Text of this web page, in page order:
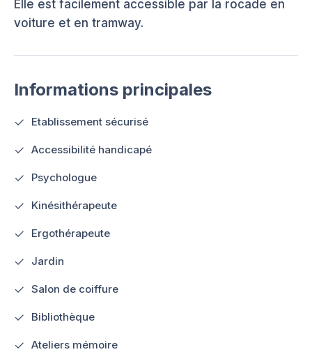
Elle est facilement accessible par la rocade en
voiture et en tramway.
Informations principales
Etablissement sécurisé
Accessibilité handicapé
Psychologue
Kinésithérapeute
Ergothérapeute
Jardin
Salon de coiffure
Bibliothèque
Ateliers mémoire